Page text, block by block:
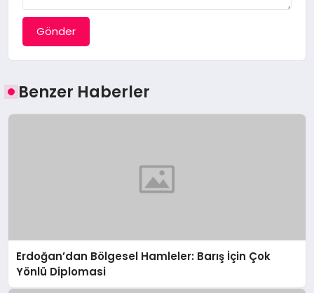
Gönder
Benzer Haberler
Erdoğan’dan Bölgesel Hamleler: Barış İçin Çok
Yönlü Diplomasi